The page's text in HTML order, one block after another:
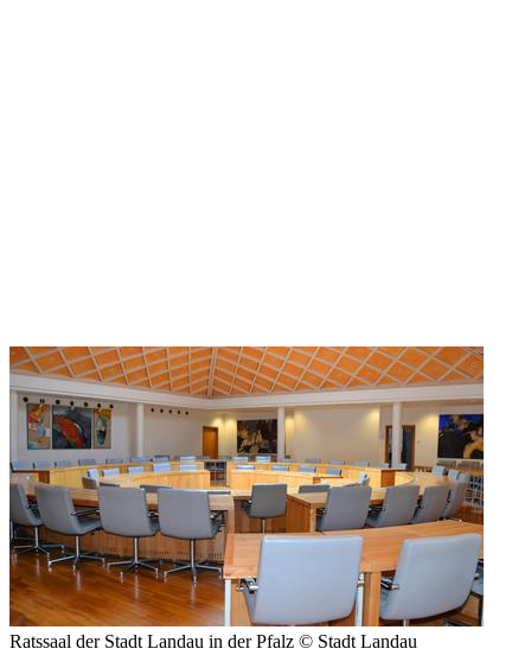
Ratssaal der Stadt Landau in der Pfalz © Stadt Landau